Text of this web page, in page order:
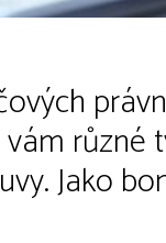
různé
Jako